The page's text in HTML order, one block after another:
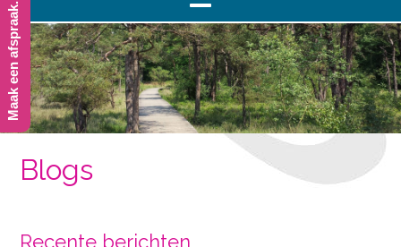
Blogs
Recente berichten
Maak een afspraak.